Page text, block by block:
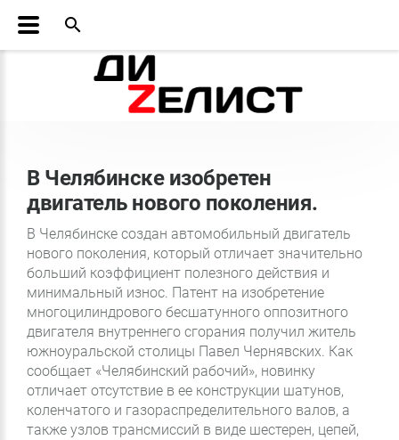
В Челябинске изобретен
двигатель нового поколения.
В Челябинске создан автомобильный двигатель
нового поколения, который отличает значительно
больший коэффициент полезного действия и
минимальный износ. Патент на изобретение
многоцилиндрового бесшатунного оппозитного
двигателя внутреннего сгорания получил житель
южноуральской столицы Павел Чернявских. Как
сообщает «Челябинский рабочий», новинку
отличает отсутствие в ее конструкции шатунов,
коленчатого и газораспределительного валов, а
также узлов трансмиссий в виде шестерен, цепей,
search